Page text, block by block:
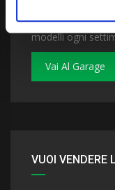
Dai un'occhiata
modelli ogni
Vai Al Garage
VUOI VENDERE